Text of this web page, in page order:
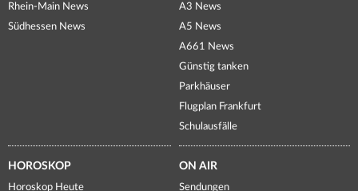
Rhein-Main News
Südhessen News
A3 News
A5 News
A661 News
Günstig tanken
Parkhäuser
Flugplan Frankfurt
Schulausfälle
HOROSKOP
Horoskop Heute
ON AIR
Sendungen